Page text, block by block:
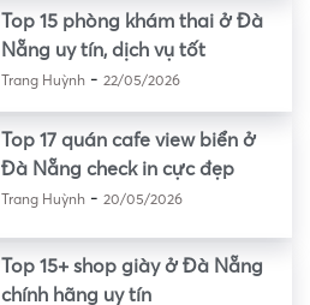
Top 15 phòng khám thai ở Đà
Nẵng uy tín, dịch vụ tốt
Trang Huỳnh- 22/05/2026
Top 17 quán cafe view biển ở
Đà Nẵng check in cực đẹp
Trang Huỳnh- 20/05/2026
Top 15+ shop giày ở Đà Nẵng
chính hãng uy tín